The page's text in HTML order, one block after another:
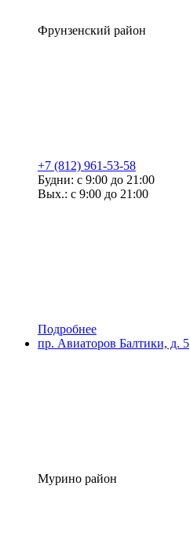
Фрунзенский район
+7 (812) 961-53-58
Будни: с 9:00 до 21:00
Вых.: с 9:00 до 21:00
Подробнее
пр. Авиаторов Балтики, д. 5
Мурино район